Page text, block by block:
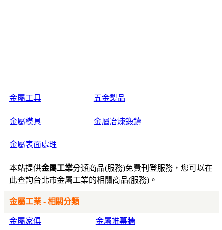
金屬工具 五金製品
金屬模具 金屬冶煉鍛鑄
金屬表面處理
本站提供金屬工業分類商品(服務)免費刊登服務，您可以在
此查詢台北市金屬工業的相關商品(服務)。
金屬工業 - 相關分類
金屬家俱 金屬帷幕牆